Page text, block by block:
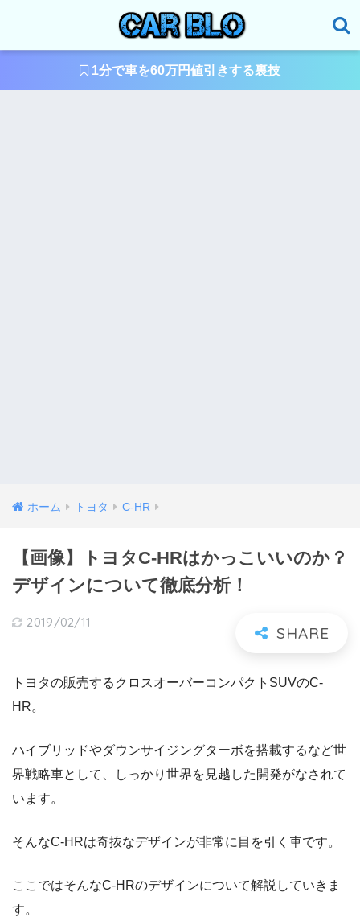
1分で車を60万円値引きする裏技
ホーム トヨタ C-HR
【画像】トヨタC-HRはかっこいいのか？
デザインについて徹底分析！
2019/02/11
トヨタの販売するクロスオーバーコンパクトSUVのC-
HR。
ハイブリッドやダウンサイジングターボを搭載するなど世
界戦略車として、しっかり世界を見越した開発がなされて
います。
そんなC-HRは奇抜なデザインが非常に目を引く車です。
ここではそんなC-HRのデザインについて解説していきま
す。